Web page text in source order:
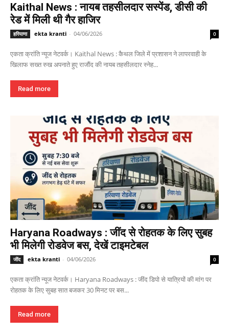
Kaithal News : नायब तहसीलदार सस्पेंड, डीसी की
रेड में मिली थी गैर हाजिर
हरियाणा ekta kranti - 04/06/2026 0
एकता क्रांति न्यूज नेटवर्क। Kaithal News : कैथल जिले में प्रशासन ने लापरवाही के
खिलाफ सख्त रुख अपनाते हुए राजौंद की नायब तहसीलदार स्नेह...
Read more
Haryana Roadways : जींद से रोहतक के लिए सुबह
भी मिलेगी रोडवेज बस, देखें टाइमटेबल
जींद ekta kranti - 04/06/2026 0
एकता क्रांति न्यूज नेटवर्क। Haryana Roadways : जींद डिपो से यात्रियों की मांग पर
रोहतक के लिए सुबह सात बजकर 30 मिनट पर बस...
Read more